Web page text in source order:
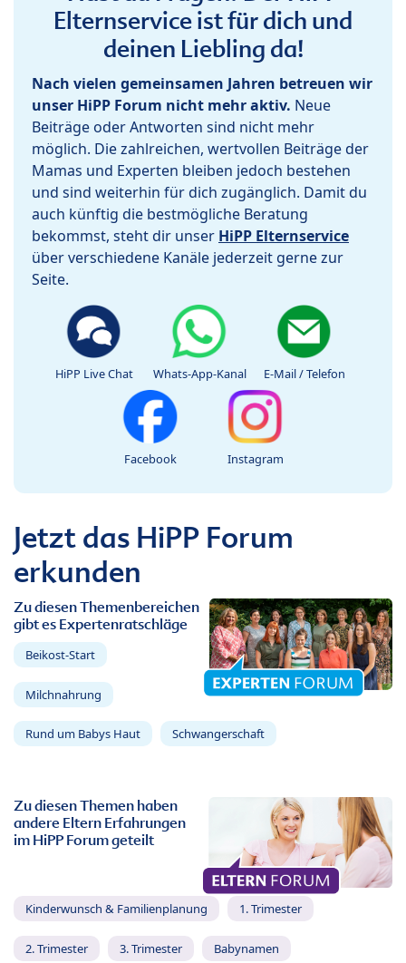
Elternservice ist für dich und
deinen Liebling da!
Nach vielen gemeinsamen Jahren betreuen wir
unser HiPP Forum nicht mehr aktiv. Neue
Beiträge oder Antworten sind nicht mehr
möglich. Die zahlreichen, wertvollen Beiträge der
Mamas und Experten bleiben jedoch bestehen
und sind weiterhin für dich zugänglich. Damit du
auch künftig die bestmögliche Beratung
bekommst, steht dir unser HiPP Elternservice
über verschiedene Kanäle jederzeit gerne zur
Seite.
HiPP Live Chat Whats-App-Kanal E-Mail / Telefon
Facebook Instagram
Jetzt das HiPP Forum
erkunden
Zu diesen Themenbereichen
gibt es Expertenratschläge
Beikost-Start
Milchnahrung
Rund um Babys Haut Schwangerschaft
Zu diesen Themen haben
andere Eltern Erfahrungen
im HiPP Forum geteilt
Kinderwunsch & Familienplanung 1. Trimester
2. Trimester 3. Trimester Babynamen